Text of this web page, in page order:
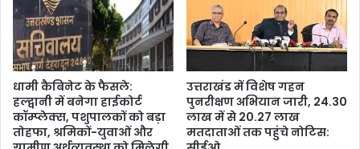
धामी कैबिनेट के फैसले:
हल्द्वानी में बनेगा हाईकोर्ट
कॉम्प्लेक्स, पशुपालकों को बड़ा
तोहफा, श्रमिकों-युवाओं और
उत्तराखंड में विशेष गहन
पुनरीक्षण अभियान जारी, 24.30
लाख में से 20.27 लाख
मतदाताओं तक पहुंचे नोटिस: